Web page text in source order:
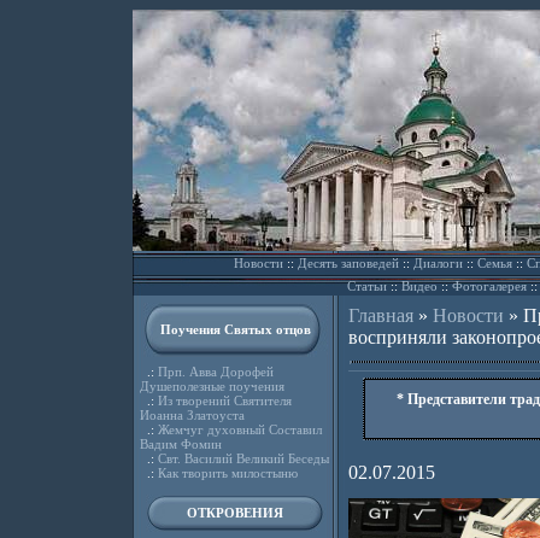
Новости::Десять заповедей::Диалоги::Семья::
Статьи::Видео ::Фотогалерея::
Поучения Святых отцов
.: Прп. Авва Дорофей
Душеполезные поучения
.: Из творений Святителя
Иоанна Златоуста
.: Жемчуг духовный Составил
Вадим Фомин
.: Свт. Василий Великий Беседы
.: Как творить милостыню
ОТКРОВЕНИЯ
Главная» Новости »
восприняли
* Представители
02.07.2015